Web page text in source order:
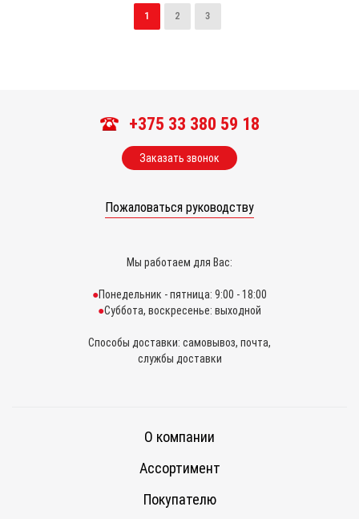
1 2 3
+375 33 380 59 18
Заказать звонок
Пожаловаться руководству
Мы работаем для Вас:
Понедельник - пятница: 9:00 - 18:00
Суббота, воскресенье: выходной
Способы доставки: самовывоз, почта,
службы доставки
О компании
Ассортимент
Покупателю